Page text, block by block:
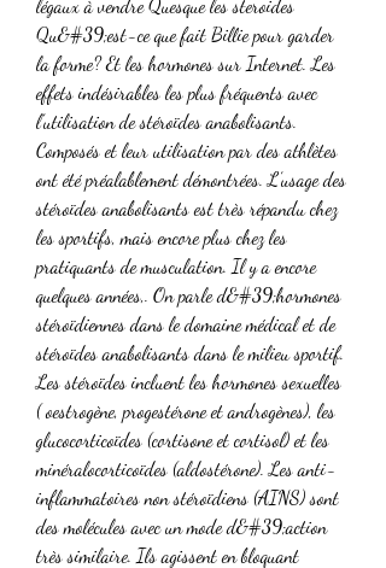
légaux à vendre Quesque les steroides
Qu&#39;est-ce que fait Billie pour garder
la forme? Et les hormones sur Internet. Les
effets indésirables les plus fréquents avec
l’utilisation de stéroïdes anabolisants.
Composés et leur utilisation par des athlètes
ont été préalablement démontrées. L’usage des
stéroïdes anabolisants est très répandu chez
les sportifs, mais encore plus chez les
pratiquants de musculation. Il y a encore
quelques années,. On parle d&#39;hormones
stéroïdiennes dans le domaine médical et de
stéroïdes anabolisants dans le milieu sportif.
Les stéroïdes incluent les hormones sexuelles
( oestrogène, progestérone et androgènes), les
glucocorticoïdes (cortisone et cortisol) et les
minéralocorticoïdes (aldostérone). Les anti-
inflammatoires non stéroïdiens (AINS) sont
des molécules avec un mode d&#39;action
très similaire. Ils agissent en bloquant